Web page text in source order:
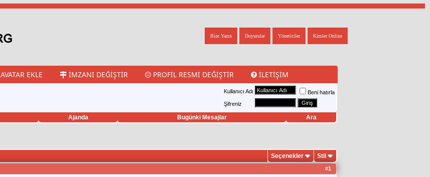
Kimler Online
Yöneticiler
Duyurular
Bize Yazın
AVATAR EKLE İMZANI DEĞIŞTIR PROFIL RESMI DEĞIŞTIR İLETIŞIM
Kullanıcı Adı
Beni hatırla
Şifreniz
Ajanda Bugünki Mesajlar Ara
Seçenekler Stil
#1